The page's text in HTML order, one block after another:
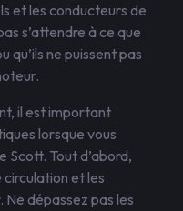
et les conducteurs de
s’attendre à ce que
qu’ils ne puissent pas
il est important
lorsque vous
Tout d’abord,
et les
dépassez pas les